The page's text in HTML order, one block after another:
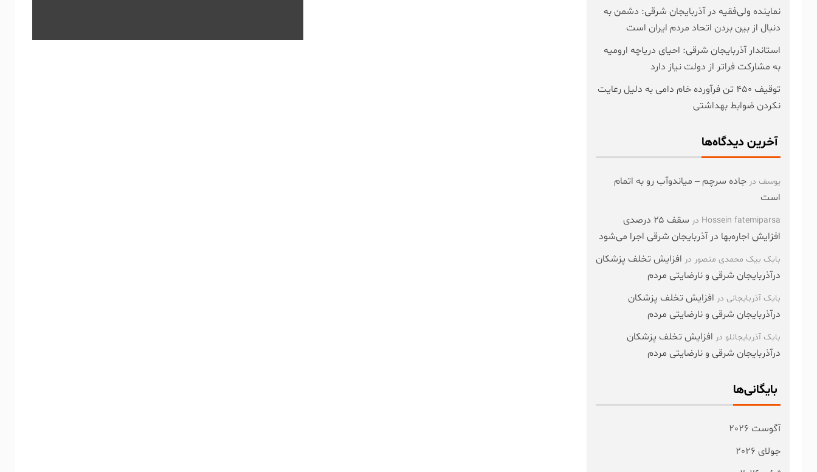
نماینده ولی‌فقیه در آذربایجان شرقی: دشمن به
دنبال از بین بردن اتحاد مردم ایران است
استاندار آذربایجان شرقی: احیای دریاچه ارومیه
به مشارکت فراتر از دولت نیاز دارد
توقیف ۴۵۰ تن فرآورده خام دامی به دلیل رعایت
نکردن ضوابط بهداشتی
آخرین دیدگاه‌ها
یوسف درجاده سرچم – میاندوآب رو به اتمام
است
Hossein fatemiparsa در
سقف ۲۵ درصدی
افزایش اجاره‌بها در آذربایجان شرقی اجرا می‌شود
بابک بیک محمدی منصور در افزایش تخلف پزشکان
درآذربایجان شرقی و نارضایتی مردم
بابک آذربایجانی در افزایش تخلف پزشکان
درآذربایجان شرقی و نارضایتی مردم
بابک آذربایجانلو در افزایش تخلف پزشکان
درآذربایجان شرقی و نارضایتی مردم
بایگانی‌ها
آگوست 2026
جولای 2026